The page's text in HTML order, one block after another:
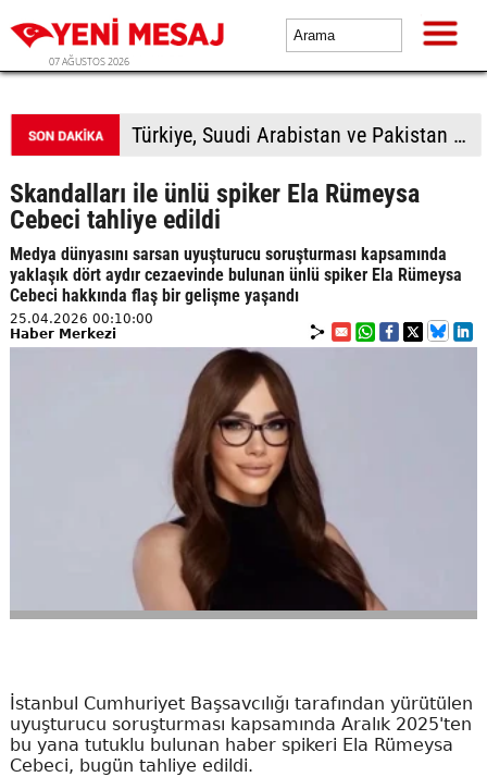
07 AĞUSTOS 2026
Türkiye, Suudi Arabistan ve Pakistan üçlü savunma anlaşması imzalayacak
Skandalları ile ünlü spiker Ela Rümeysa
Cebeci tahliye edildi
Medya dünyasını sarsan uyuşturucu soruşturması kapsamında
yaklaşık dört aydır cezaevinde bulunan ünlü spiker Ela Rümeysa
Cebeci hakkında flaş bir gelişme yaşandı
25.04.2026 00:10:00
Haber Merkezi
İstanbul Cumhuriyet Başsavcılığı tarafından yürütülen
uyuşturucu soruşturması kapsamında Aralık 2025'ten
bu yana tutuklu bulunan haber spikeri Ela Rümeysa
Cebeci, bugün tahliye edildi.